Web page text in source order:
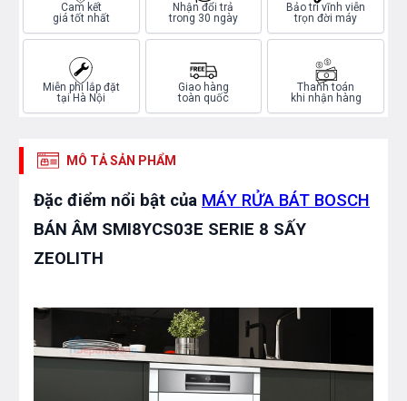
Cam kết
giá tốt nhất
Nhận đổi trả
trong 30 ngày
Bảo trì vĩnh viễn
trọn đời máy
Miễn phí lắp đặt
tại Hà Nội
Giao hàng
toàn quốc
Thanh toán
khi nhận hàng
MÔ TẢ SẢN PHẨM
Đặc điểm nổi bật của MÁY RỬA BÁT BOSCH
BÁN ÂM SMI8YCS03E SERIE 8 SẤY
ZEOLITH